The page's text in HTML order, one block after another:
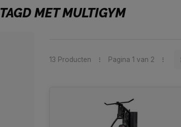
MET MULTIGYM
13 Producten Pagina 1 van 2